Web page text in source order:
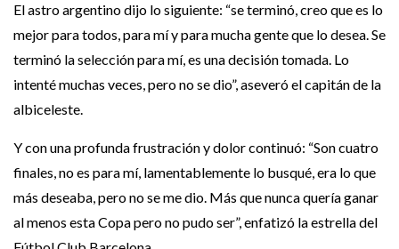
El astro argentino dijo lo siguiente: “se terminó, creo que es lo
mejor para todos, para mí y para mucha gente que lo desea. Se
terminó la selección para mí, es una decisión tomada. Lo
intenté muchas veces, pero no se dio”, aseveró el capitán de la
albiceleste.
Y con una profunda frustración y dolor continuó: “Son cuatro
finales, no es para mí, lamentablemente lo busqué, era lo que
más deseaba, pero no se me dio. Más que nunca quería ganar
al menos esta Copa pero no pudo ser”, enfatizó la estrella del